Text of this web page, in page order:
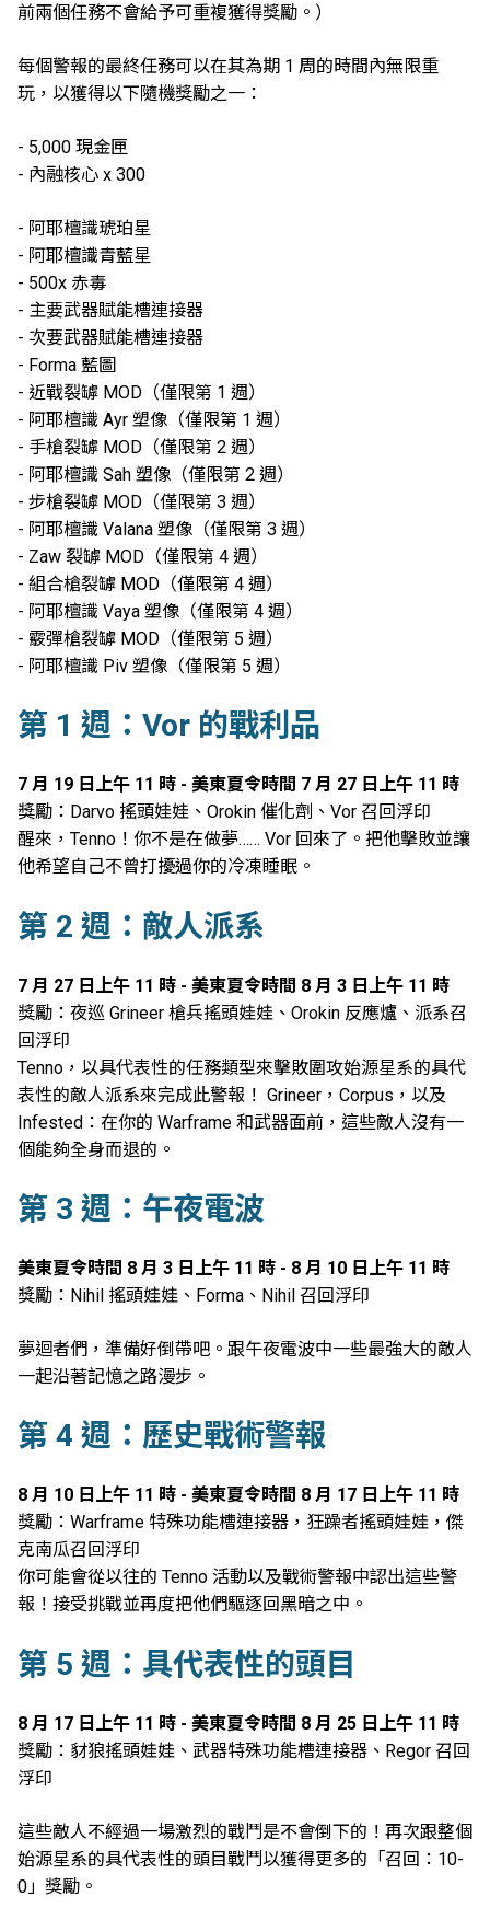
前兩個任務不會給予可重複獲得獎勵。）
每個警報的最終任務可以在其為期 1 周的時間內無限重
玩，以獲得以下隨機獎勵之一：
- 5,000 現金匣
- 內融核心 x 300
- 阿耶檀識琥珀星
- 阿耶檀識青藍星
- 500x 赤毒
- 主要武器賦能槽連接器
- 次要武器賦能槽連接器
- Forma 藍圖
- 近戰裂罅 MOD（僅限第 1 週）
- 阿耶檀識 Ayr 塑像（僅限第 1 週）
- 手槍裂罅 MOD（僅限第 2 週）
- 阿耶檀識 Sah 塑像（僅限第 2 週）
- 步槍裂罅 MOD（僅限第 3 週）
- 阿耶檀識 Valana 塑像（僅限第 3 週）
- Zaw 裂罅 MOD（僅限第 4 週）
- 組合槍裂罅 MOD（僅限第 4 週）
- 阿耶檀識 Vaya 塑像（僅限第 4 週）
- 霰彈槍裂罅 MOD（僅限第 5 週）
- 阿耶檀識 Piv 塑像（僅限第 5 週）
第 1 週：Vor 的戰利品
7 月 19 日上午 11 時 - 美東夏令時間 7 月 27 日上午 11 時
獎勵：Darvo 搖頭娃娃、Orokin 催化劑、Vor 召回浮印
醒來，Tenno！你不是在做夢…… Vor 回來了。把他擊敗並讓
他希望自己不曾打擾過你的冷凍睡眠。
第 2 週：敵人派系
7 月 27 日上午 11 時 - 美東夏令時間 8 月 3 日上午 11 時
獎勵：夜巡 Grineer 槍兵搖頭娃娃、Orokin 反應爐、派系召
回浮印
Tenno，以具代表性的任務類型來擊敗圍攻始源星系的具代
表性的敵人派系來完成此警報！ Grineer，Corpus，以及
Infested：在你的 Warframe 和武器面前，這些敵人沒有一
個能夠全身而退的。
第 3 週：午夜電波
美東夏令時間 8 月 3 日上午 11 時 - 8 月 10 日上午 11 時
獎勵：Nihil 搖頭娃娃、Forma、Nihil 召回浮印
夢迴者們，準備好倒帶吧。跟午夜電波中一些最強大的敵人
一起沿著記憶之路漫步。
第 4 週：歷史戰術警報
8 月 10 日上午 11 時 - 美東夏令時間 8 月 17 日上午 11 時
獎勵：Warframe 特殊功能槽連接器，狂躁者搖頭娃娃，傑
克南瓜召回浮印
你可能會從以往的 Tenno 活動以及戰術警報中認出這些警
報！接受挑戰並再度把他們驅逐回黑暗之中。
第 5 週：具代表性的頭目
8 月 17 日上午 11 時 - 美東夏令時間 8 月 25 日上午 11 時
獎勵：豺狼搖頭娃娃、武器特殊功能槽連接器、Regor 召回
浮印
這些敵人不經過一場激烈的戰鬥是不會倒下的！再次跟整個
始源星系的具代表性的頭目戰鬥以獲得更多的「召回：10-
0」獎勵。